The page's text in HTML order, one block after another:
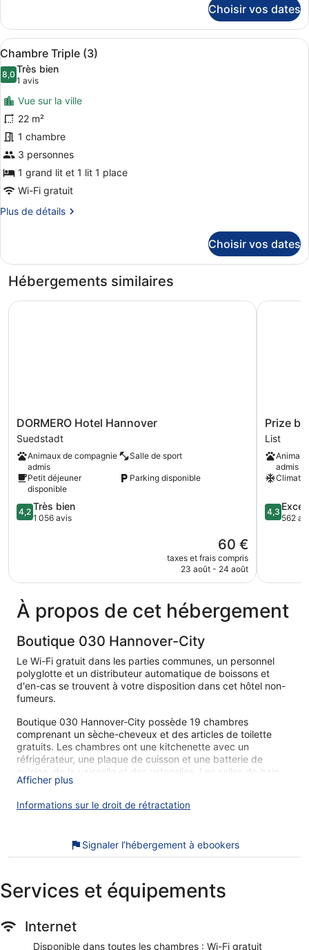
le
type
de
chambre
Appartement
Choisir vos dates
Afficher
toutes
les
photos
pour
ce
type
de
chambre :
Chambre
Triple
(3)
Chambre Triple (3) | Bureau,
11
Chambre Triple (3)
8,08,0 sur 10
Très bien
1 avis
(1 avis)
Vue sur la ville
22 m²
1 chambre
3 personnes
1 grand lit et 1 lit 1 place
Wi-Fi gratuit
Plus de détails
Plus
le
de
Chambre
Choisir vos dates
Hébergements similaires
DORMERO
Hotel
Hannover
Suedstadt
DORMERO Hotel Hannover
Suedstadt
Animaux de compagnie
admis
Salle de sport
Petit déjeuner
disponible
Parking disponible
4.2
sur
4,2 Très bien
1 056 avis
Le
nouveau
prix
60 €
taxes et frais compris
23 août - 24 août
DORMERO Hotel Hannover
Prize
by
Radisson,
Hannover
City
List
Prize
List
admis
4.3
sur
4,3
562
Prize by
À propos de cet hébergement
Boutique 030 Hannover-City
Le Wi-Fi gratuit dans les parties communes, un personnel
polyglotte et un distributeur automatique de boissons et
d'en-cas se trouvent à votre disposition dans cet hôtel non-
fumeurs.
Boutique 030 Hannover-City possède 19 chambres
comprenant un sèche-cheveux et des articles de toilette
gratuits. Les chambres ont une kitchenette avec un
réfrigérateur, une plaque de cuisson et une batterie de
cuisine, de la vaisselle et des ustensiles. Les salles de bain
possèdent une douche.
Fi. Une télévision à écran plat 32 pouces donne accès aux
pas de Les Nanas. Vous pourrez profiter de services et
équipements comme l'accès Wi-Fi à Internet gratuit.
Wi-Fi gratuit
Parmi les prestations offertes, on trouve un personnel
Afficher plus
Informations sur le droit de rétractation
Signaler l’hébergement à ebookers
Services et équipements
Internet
Disponible dans toutes les chambres : Wi-Fi gratuit